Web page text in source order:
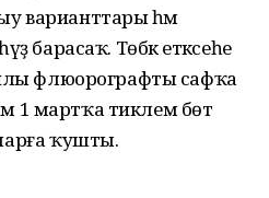
варианттары һәм
барасаҡ. Төбәк етәксеһе
флюорографты сафҡа
1 мартҡа тиклем бөтә
ҡушты.